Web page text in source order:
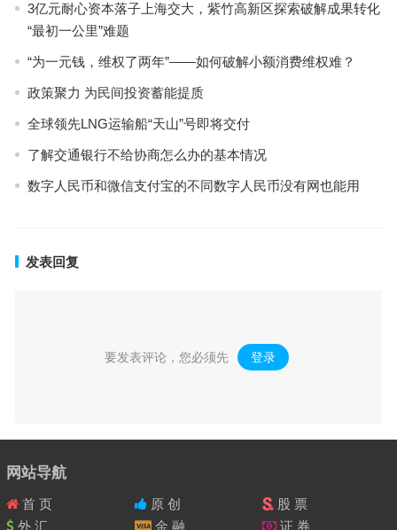
3亿元耐心资本落子上海交大，紫竹高新区探索破解成果转化
“最初一公里”难题
“为一元钱，维权了两年”——如何破解小额消费维权难？
政策聚力 为民间投资蓄能提质
全球领先LNG运输船“天山”号即将交付
了解交通银行不给协商怎么办的基本情况
数字人民币和微信支付宝的不同数字人民币没有网也能用
发表回复
要发表评论，您必须先 登录 。
网站导航
首 页 原 创
股 票
外 汇
金 融 证 券